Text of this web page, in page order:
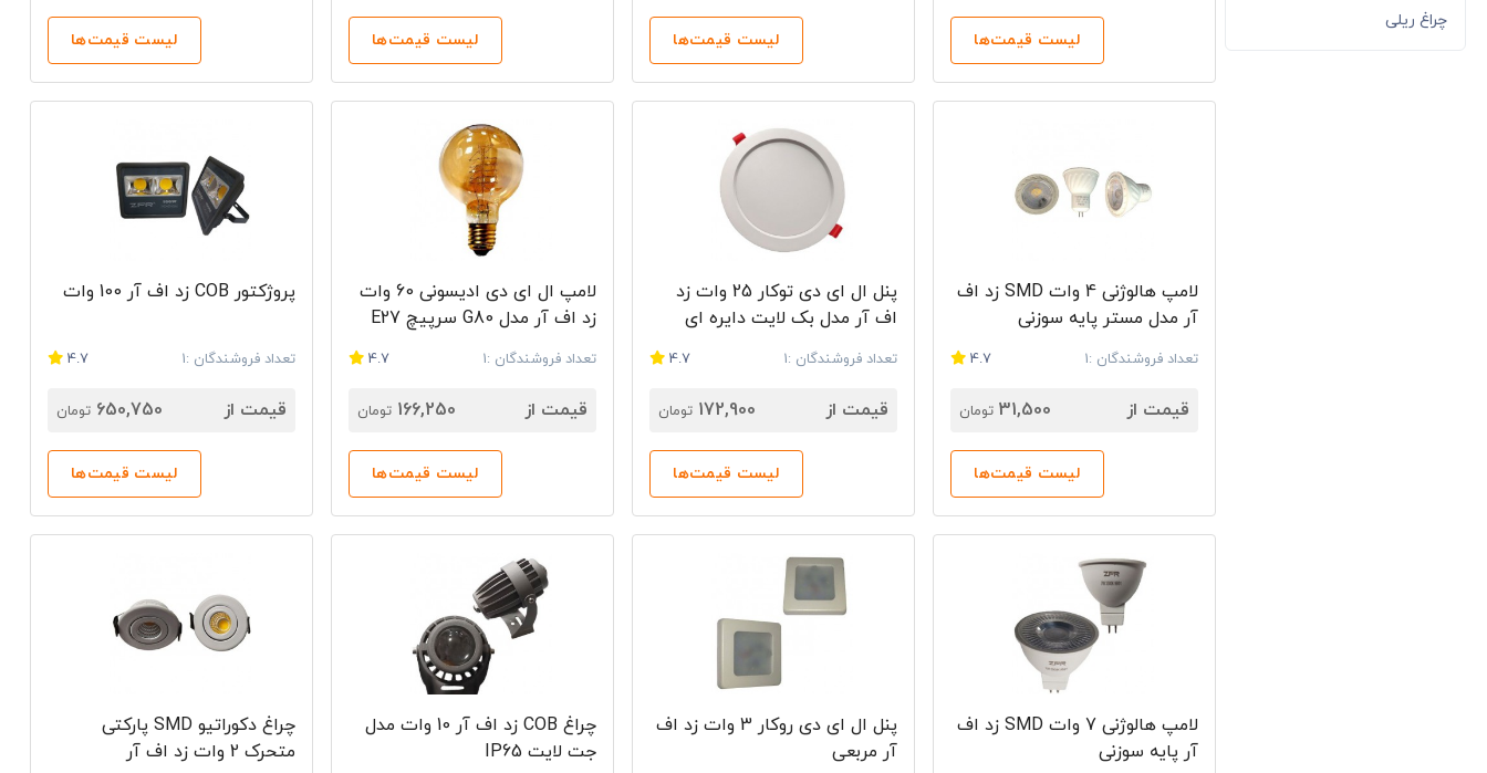
چراغ ریلی
لیست قیمت‌ها لیست قیمت‌ها لیست قیمت‌ها لیست قیمت‌ها
لامپ هالوژنی 4 وات SMD زد اف
آر مدل مستر پایه سوزنی
تعداد فروشندگان :1 4.7
قیمت از 31,500 تومان
لیست قیمت‌ها
پنل ال ای دی توکار 25 وات زد
اف آر مدل بک لایت دایره ای
تعداد فروشندگان :1 4.7
قیمت از 172,900 تومان
لیست قیمت‌ها
لامپ ال‌ ای‌ دی ادیسونی 60 وات
زد اف آر مدل G80 سرپیچ E27
تعداد فروشندگان :1 4.7
قیمت از 166,250 تومان
لیست قیمت‌ها
پروژکتور COB زد اف آر 100 وات
تعداد فروشندگان :1 4.7
قیمت از 650,750 تومان
لیست قیمت‌ها
لامپ هالوژنی 7 وات SMD زد اف
آر پایه سوزنی
پنل ال ای دی روکار 3 وات زد اف
آر مربعی
چراغ COB زد اف آر 10 وات مدل
جت لایت IP65
چراغ دکوراتیو SMD پارکتی
متحرک 2 وات زد اف آر